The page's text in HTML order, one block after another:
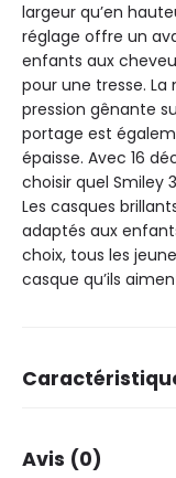
largeur qu’en
réglage offre un
enfants aux
pour une tresse.
pression gênante
portage est
épaisse. Avec 16
choisir quel Smiley
Les casques
adaptés aux
choix, tous les
casque qu’ils
Coleur
Avis (0)